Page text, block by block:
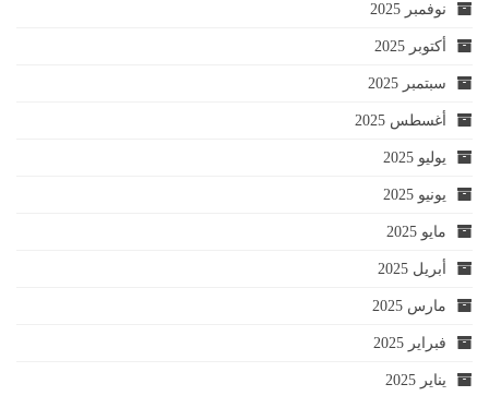
نوفمبر 2025
أكتوبر 2025
سبتمبر 2025
أغسطس 2025
يوليو 2025
يونيو 2025
مايو 2025
أبريل 2025
مارس 2025
فبراير 2025
يناير 2025